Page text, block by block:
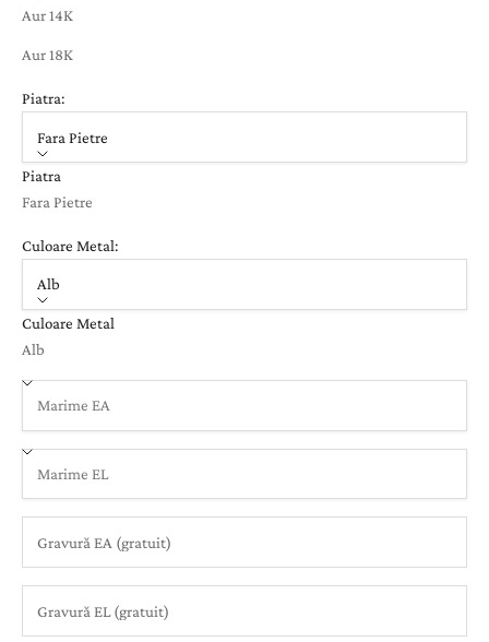
Aur 14K
Aur 18K
Piatra:
Fara Pietre
Piatra
Fara Pietre
Culoare Metal:
Alb
Culoare Metal
Alb